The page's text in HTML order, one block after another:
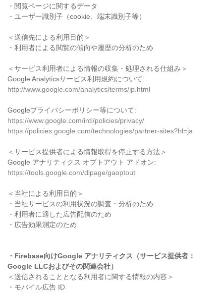
・閲覧ページに関するデータ
・ユーザー識別子（cookie、端末識別子等）
＜送信先による利用目的＞
・利用者による閲覧の傾向や履歴の分析のため
＜サービス利用者による情報の収集・処理される仕組み＞
Google Analyticsサービス利用規約について:
http://www.google.com/analytics/terms/jp.html
Googleプライバシーポリシー等について:
https://www.google.com/intl/policies/privacy/
https://policies.google.com/technologies/partner-sites?hl=ja
＜サービス提供者による情報取得を停止する方法＞
Google アナリティクス オプトアウト アドオン:
https://tools.google.com/dlpage/gaoptout
＜当社による利用目的＞
・当社サービスの利用状況の調査・分析のため
・利用者に適した広告配信のため
・広告効果測定のため
・Firebase向けGoogle アナリティクス（サービス提供者：
Google LLCおよびその関連会社）
＜送信されることとなる利用者に関する情報の内容＞
・モバイル広告 ID